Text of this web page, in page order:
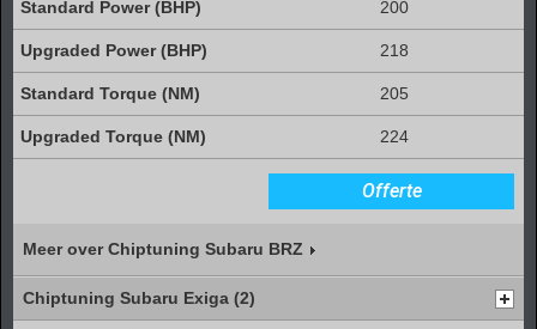
200
218
205
224
Offerte
Meer over Chiptuning Subaru BRZ
Chiptuning Subaru Exiga (2)